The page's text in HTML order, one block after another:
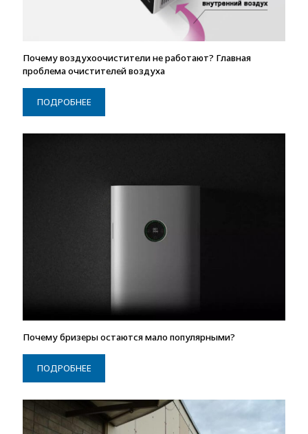
Почему воздухоочистители не работают? Главная
проблема очистителей воздуха
ПОДРОБНЕЕ
Почему бризеры остаются мало популярными?
ПОДРОБНЕЕ